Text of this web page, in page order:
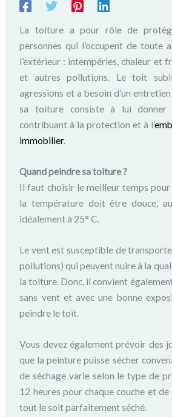
La toiture a pour rôle de
personnes qui l’occupent de toute
l’extérieur : intempéries, chaleur et
et autres pollutions. Le toit
agressions et a besoin d’un
sa toiture consiste à lui donner
contribuant à la protection et à l’
immobilier.
Quand peindre sa toiture ?
Il faut choisir le meilleur temps
la température doit être douce,
idéalement à 25° C.
Le vent est susceptible de
pollutions) qui peuvent nuire à la
la toiture. Donc, il convient
sans vent et avec une bonne
peindre le toit.
Vous devez également prévoir des
que la peinture puisse sécher
de séchage varie selon le type de
12 heures pour chaque couche et
tout le soit parfaitement séché.